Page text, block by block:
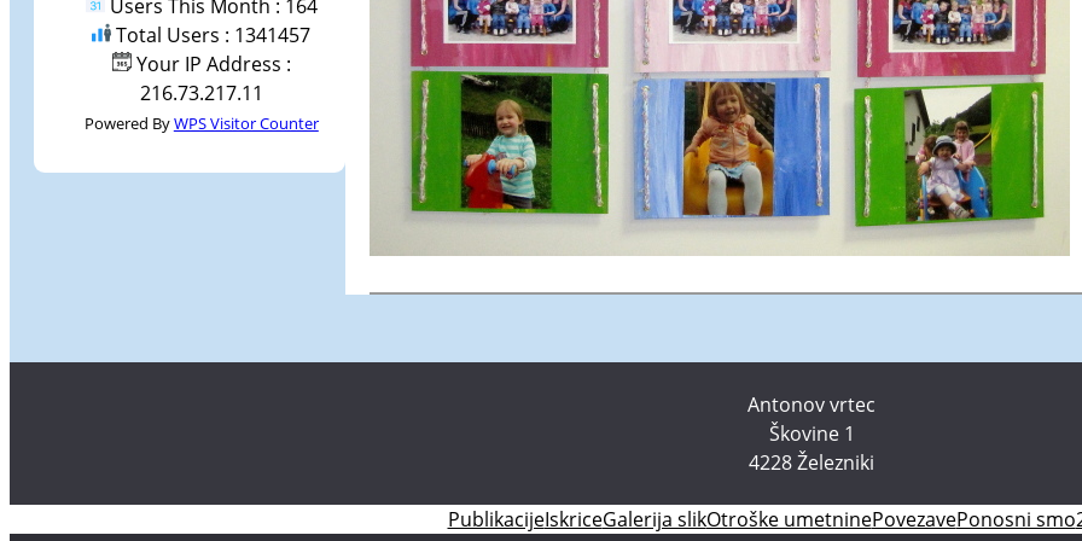
Users This Month : 164
Total Users : 1341457
Your IP Address :
216.73.217.11
Powered ByWPS Visitor Counter
Antonov vrtec
Škovine 1
4228 Železniki
PublikacijeIskriceGalerija slikOtroške umetninePovezavePonosni smo